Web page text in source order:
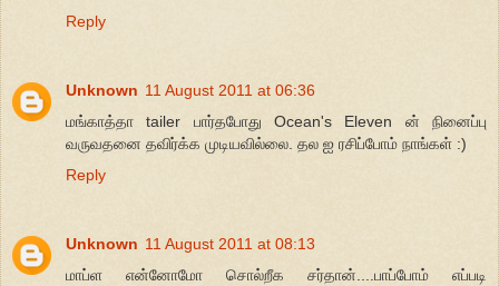
Reply
Unknown 11 August 2011 at 06:36
மங்காத்தா tailer பார்தபோது Ocean's Eleven ன் நினைப்பு
வருவதனை தவிர்க்க முடியவில்லை. தல ஐ ரசிப்போம் நாங்கள் :)
Reply
Unknown 11 August 2011 at 08:13
மாப்ள என்னோமோ சொல்றீக சர்தான்....பாப்போம் எப்படி